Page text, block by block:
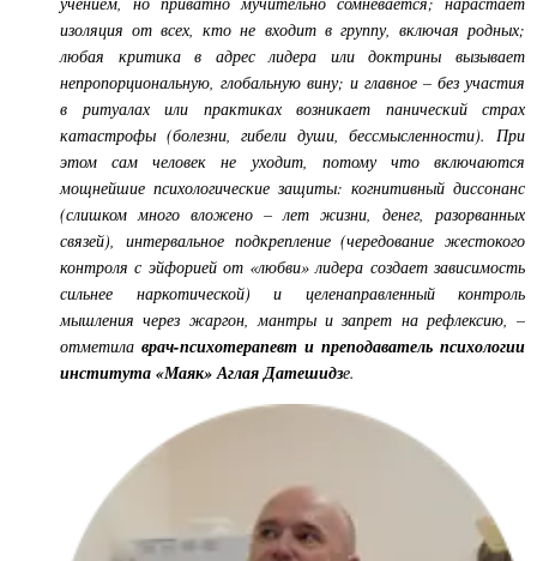
изоляция от всех, кто не входит в группу, включая родных;
любая критика в адрес лидера или доктрины вызывает
непропорциональную, глобальную вину; и главное – без участия
в ритуалах или практиках возникает панический страх
катастрофы (болезни, гибели души, бессмысленности). При
этом сам человек не уходит, потому что включаются
мощнейшие психологические защиты: когнитивный диссонанс
(слишком много вложено – лет жизни, денег, разорванных
связей), интервальное подкрепление (чередование жестокого
контроля с эйфорией от «любви» лидера создает зависимость
сильнее наркотической) и целенаправленный контроль
мышления через жаргон, мантры и запрет на рефлексию, –
отметила врач-психотерапевт и преподаватель психологии
института «Маяк» Аглая Датешидзе.